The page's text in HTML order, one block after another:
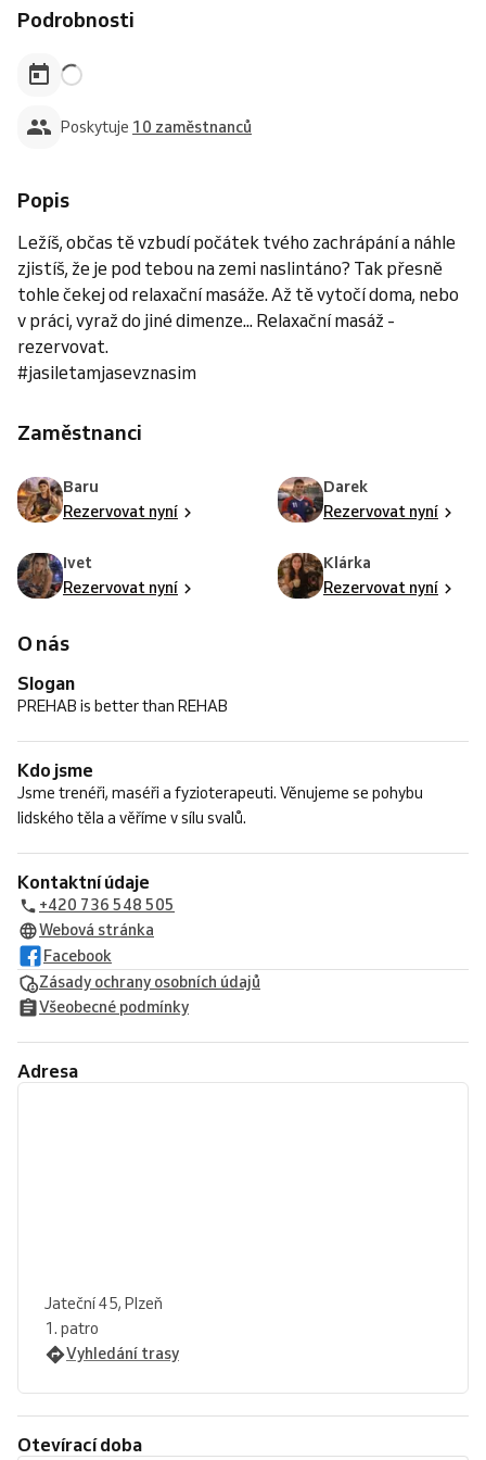
Podrobnosti
Poskytuje 10 zaměstnanců
Popis
Ležíš, občas tě vzbudí počátek tvého zachrápání a náhle
zjistíš, že je pod tebou na zemi naslintáno? Tak přesně
tohle čekej od relaxační masáže. Až tě vytočí doma, nebo
v práci, vyraž do jiné dimenze... Relaxační masáž -
rezervovat.
#jasiletamjasevznasim
Zaměstnanci
Baru
Rezervovat nyní
Darek
Rezervovat nyní
Ivet
Rezervovat nyní
Klárka
Rezervovat nyní
O nás
Slogan
PREHAB is better than REHAB
Kdo jsme
Jsme trenéři, maséři a fyzioterapeuti. Věnujeme se pohybu
lidského těla a věříme v sílu svalů.
Kontaktní údaje
+420 736 548 505
Webová stránka
Facebook
Zásady ochrany osobních údajů
Všeobecné podmínky
Adresa
Jateční 45, Plzeň
1. patro
Vyhledání trasy
Otevírací doba